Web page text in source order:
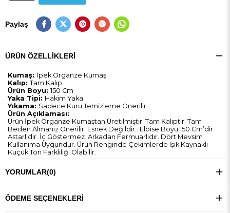
Paylaş
ÜRÜN ÖZELLIKLERI
Kumaş: İpek Organze Kumaş
Kalıp: Tam Kalıp
Ürün Boyu: 150 Cm
Yaka Tipi: Hakim Yaka
Yıkama: Sadece Kuru Temizleme Önerilir.
Ürün Açıklaması:
Ürün İpek Organze Kumaştan Üretilmiştir. Tam Kalıptır. Tam
Beden Almanız Önerilir. Esnek Değildir. Elbise Boyu 150 Cm’dir.
Astarlıdır. İç Göstermez. Arkadan Fermuarlıdır. Dört Mevsim
Kullanıma Uygundur. Ürün Renginde Çekimlerde Işık Kaynaklı
Küçük Ton Farklılığı Olabilir.
YORUMLAR(0)
ÖDEME SEÇENEKLERI